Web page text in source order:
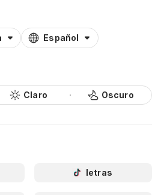
Español
Claro Oscuro
letras